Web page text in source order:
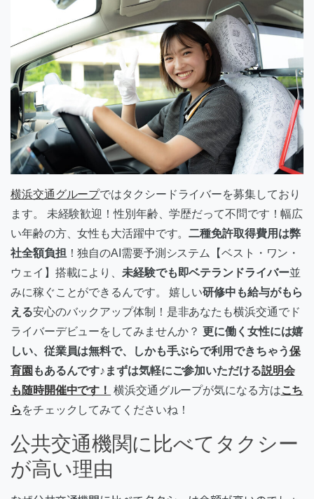
横浜交通グループではタクシードライバーを募集しており
ます。 未経験歓迎！性別年齢、学歴だって不問です！幅広
い年齢の方、女性も大活躍中です。二種免許取得費用は弊
社全額負担 ！独自のAI需要予測システム【ベスト・ワン・
ウェイ】搭載により、 未経験でも即ベテランドライバー並
みに稼ぐことができるんです。 嬉しい研修中も給与がもら
える安心のバックアップ体制！是非あなたも横浜交通でド
ライバーデビューをしてみませんか？更に働く女性には嬉
しい、従業員は無料で、しかも手ぶらで利用できちゃう保
育園 もあるんです♪まずは気軽にご参加いただける説明会
も随時開催中です！ 横浜交通グループが気になる方はこち
ら をチェックしてみてくださいね！
公共交通機関に比べてタクシー
が高い理由